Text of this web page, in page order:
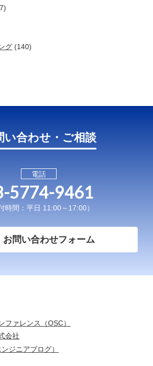
グ (140)
い合わせ・ご相談
電話
5774-9461
時間：平日 11:00～17:00）
お問い合わせフォーム
ファレンス（OSC）
会社
ジニアブログ）